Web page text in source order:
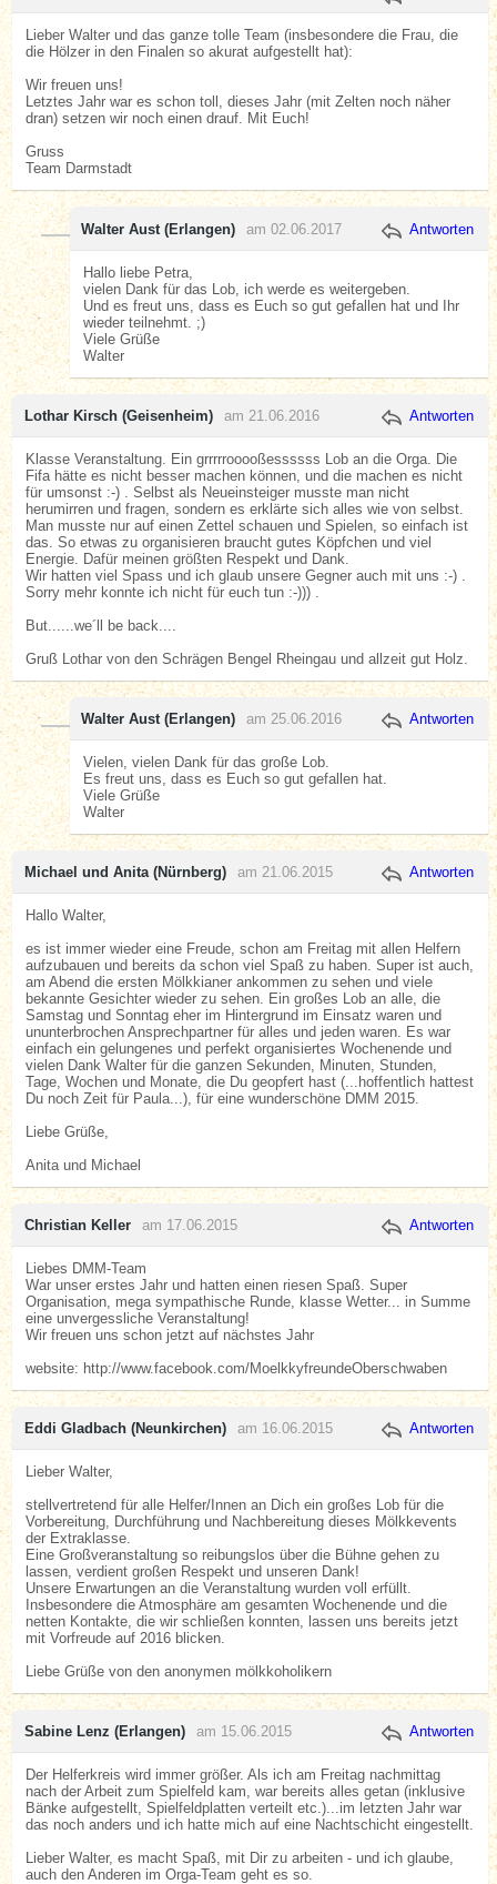
Lieber Walter und das ganze tolle Team (insbesondere die Frau, die
die Hölzer in den Finalen so akurat aufgestellt hat):
Wir freuen uns!
Letztes Jahr war es schon toll, dieses Jahr (mit Zelten noch näher
dran) setzen wir noch einen drauf. Mit Euch!
Gruss
Team Darmstadt
Walter Aust (Erlangen) am 02.06.2017 Antworten
Hallo liebe Petra,
vielen Dank für das Lob, ich werde es weitergeben.
Und es freut uns, dass es Euch so gut gefallen hat und Ihr
wieder teilnehmt. ;)
Viele Grüße
Walter
Lothar Kirsch (Geisenheim) am 21.06.2016 Antworten
Klasse Veranstaltung. Ein grrrrrooooßessssss Lob an die Orga. Die
Fifa hätte es nicht besser machen können, und die machen es nicht
für umsonst :-) . Selbst als Neueinsteiger musste man nicht
herumirren und fragen, sondern es erklärte sich alles wie von selbst.
Man musste nur auf einen Zettel schauen und Spielen, so einfach ist
das. So etwas zu organisieren braucht gutes Köpfchen und viel
Energie. Dafür meinen größten Respekt und Dank.
Wir hatten viel Spass und ich glaub unsere Gegner auch mit uns :-) .
Sorry mehr konnte ich nicht für euch tun :-))) .
But......we´ll be back....
Gruß Lothar von den Schrägen Bengel Rheingau und allzeit gut Holz.
Walter Aust (Erlangen) am 25.06.2016 Antworten
Vielen, vielen Dank für das große Lob.
Es freut uns, dass es Euch so gut gefallen hat.
Viele Grüße
Walter
Michael und Anita (Nürnberg) am 21.06.2015 Antworten
Hallo Walter,
es ist immer wieder eine Freude, schon am Freitag mit allen Helfern
aufzubauen und bereits da schon viel Spaß zu haben. Super ist auch,
am Abend die ersten Mölkkianer ankommen zu sehen und viele
bekannte Gesichter wieder zu sehen. Ein großes Lob an alle, die
Samstag und Sonntag eher im Hintergrund im Einsatz waren und
ununterbrochen Ansprechpartner für alles und jeden waren. Es war
einfach ein gelungenes und perfekt organisiertes Wochenende und
vielen Dank Walter für die ganzen Sekunden, Minuten, Stunden,
Tage, Wochen und Monate, die Du geopfert hast (...hoffentlich hattest
Du noch Zeit für Paula...), für eine wunderschöne DMM 2015.
Liebe Grüße,
Anita und Michael
Christian Keller am 17.06.2015 Antworten
Liebes DMM-Team
War unser erstes Jahr und hatten einen riesen Spaß. Super
Organisation, mega sympathische Runde, klasse Wetter... in Summe
eine unvergessliche Veranstaltung!
Wir freuen uns schon jetzt auf nächstes Jahr
website: http://www.facebook.com/MoelkkyfreundeOberschwaben
Eddi Gladbach (Neunkirchen) am 16.06.2015 Antworten
Lieber Walter,
stellvertretend für alle Helfer/Innen an Dich ein großes Lob für die
Vorbereitung, Durchführung und Nachbereitung dieses Mölkkevents
der Extraklasse.
Eine Großveranstaltung so reibungslos über die Bühne gehen zu
lassen, verdient großen Respekt und unseren Dank!
Unsere Erwartungen an die Veranstaltung wurden voll erfüllt.
Insbesondere die Atmosphäre am gesamten Wochenende und die
netten Kontakte, die wir schließen konnten, lassen uns bereits jetzt
mit Vorfreude auf 2016 blicken.
Liebe Grüße von den anonymen mölkkoholikern
Sabine Lenz (Erlangen) am 15.06.2015 Antworten
Der Helferkreis wird immer größer. Als ich am Freitag nachmittag
nach der Arbeit zum Spielfeld kam, war bereits alles getan (inklusive
Bänke aufgestellt, Spielfeldplatten verteilt etc.)...im letzten Jahr war
das noch anders und ich hatte mich auf eine Nachtschicht eingestellt.
Lieber Walter, es macht Spaß, mit Dir zu arbeiten - und ich glaube,
auch den Anderen im Orga-Team geht es so.